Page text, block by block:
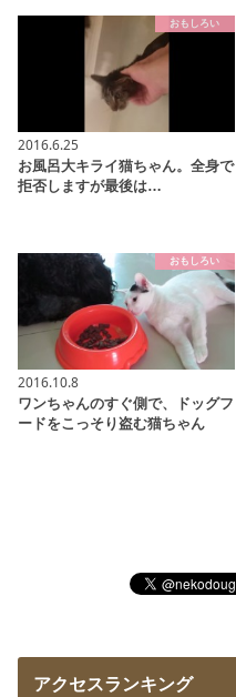
おもしろい
2016.6.25
お風呂大キライ猫ちゃん。全身で
拒否しますが最後は…
おもしろい
2016.10.8
ワンちゃんのすぐ側で、ドッグフ
ードをこっそり盗む猫ちゃん
アクセスランキング